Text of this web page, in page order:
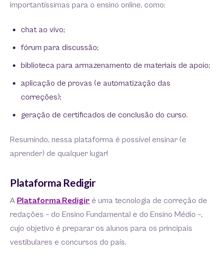
importantíssimas para o ensino online, como:
chat ao vivo;
fórum para discussão;
biblioteca para armazenamento de materiais de apoio;
aplicação de provas (e automatização das
correções);
geração de certificados de conclusão do curso.
Resumindo, nessa plataforma é possível ensinar (e
aprender) de qualquer lugar!
Plataforma Redigir
A Plataforma Redigir é uma tecnologia de correção de
redações – do Ensino Fundamental e do Ensino Médio –,
cujo objetivo é preparar os alunos para os principais
vestibulares e concursos do país.